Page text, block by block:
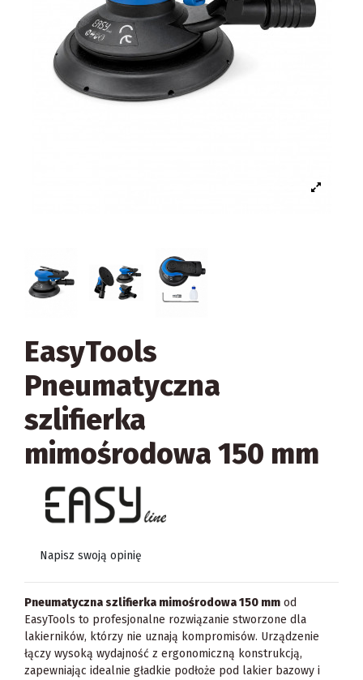
EasyTools
Pneumatyczna
szlifierka
mimośrodowa 150 mm
Napisz swoją opinię
Pneumatyczna szlifierka mimośrodowa 150 mm od
EasyTools to profesjonalne rozwiązanie stworzone dla
lakierników, którzy nie uznają kompromisów. Urządzenie
łączy wysoką wydajność z ergonomiczną konstrukcją,
zapewniając idealnie gładkie podłoże pod lakier bazowy i